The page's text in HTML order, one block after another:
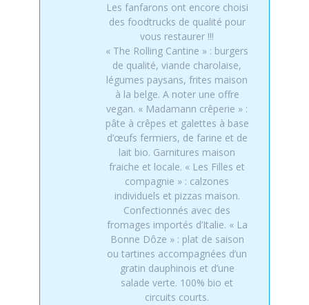
Les fanfarons ont encore choisi
des foodtrucks de qualité pour
vous restaurer !!!
« The Rolling Cantine » : burgers
de qualité, viande charolaise,
légumes paysans, frites maison
à la belge. A noter une offre
vegan. « Madamann crêperie » :
pâte à crêpes et galettes à base
d’œufs fermiers, de farine et de
lait bio. Garnitures maison
fraiche et locale. « Les Filles et
compagnie » : calzones
individuels et pizzas maison.
Confectionnés avec des
fromages importés d’Italie. « La
Bonne Dôze » : plat de saison
ou tartines accompagnées d’un
gratin dauphinois et d’une
salade verte. 100% bio et
circuits courts.